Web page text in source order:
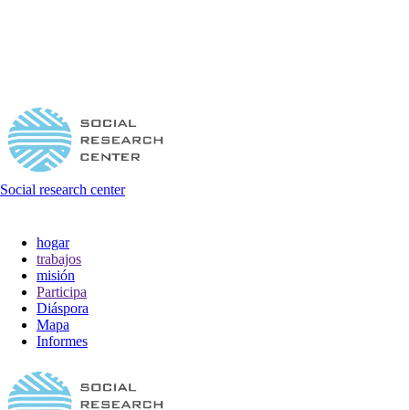
Social research center
hogar
trabajos
misión
Participa
Diáspora
Mapa
Informes